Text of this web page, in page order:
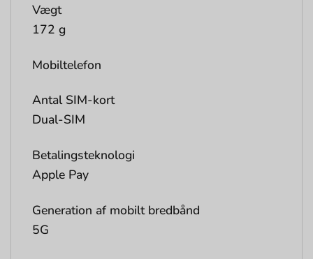
Vægt
172 g
Mobiltelefon
Antal SIM-kort
Dual-SIM
Betalingsteknologi
Apple Pay
Generation af mobilt bredbånd
5G